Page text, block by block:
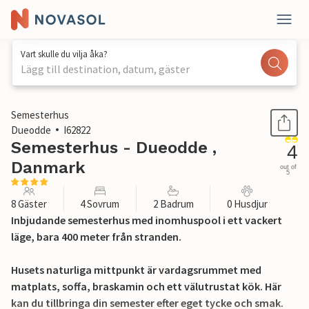
Vart skulle du vilja åka?
Lägg till destination, datum, gäster
1 / 23
Semesterhus
Dueodde
I62822
Semesterhus - Dueodde ,
Danmark
4
out of
5
8 Gäster 4 Sovrum 2 Badrum 0 Husdjur
Inbjudande semesterhus med inomhuspool i ett vackert
läge, bara 400 meter från stranden.
Husets naturliga mittpunkt är vardagsrummet med
matplats, soffa, braskamin och ett välutrustat kök. Här
kan du tillbringa din semester efter eget tycke och smak.